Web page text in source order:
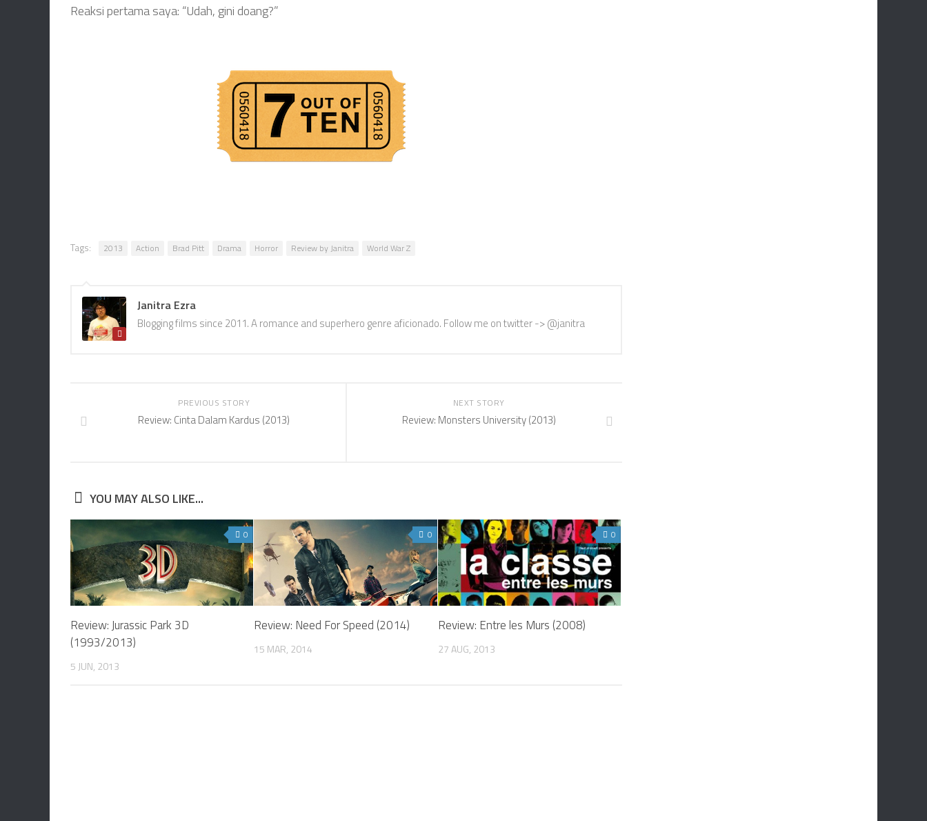
Reaksi pertama saya: “Udah, gini doang?”
Tags: 2013 Action Brad Pitt Drama Horror Review by Janitra World War Z
Janitra Ezra
Blogging films since 2011. A romance and superhero genre aficionado. Follow me on twitter -> @janitra
NEXT STORY
Review: Monsters University (2013)
PREVIOUS STORY
Review: Cinta Dalam Kardus (2013)
YOU MAY ALSO LIKE...
0
Review: Jurassic Park 3D
(1993/2013)
5 JUN, 2013
0
Review: Need For Speed (2014)
15 MAR, 2014
0
Review: Entre les Murs (2008)
27 AUG, 2013